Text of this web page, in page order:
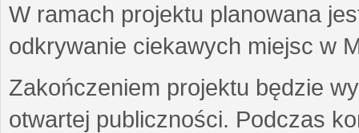
W ramach projektu planowana
odkrywanie ciekawych miejsc w
Zakończeniem projektu będzie
otwartej publiczności. Podczas